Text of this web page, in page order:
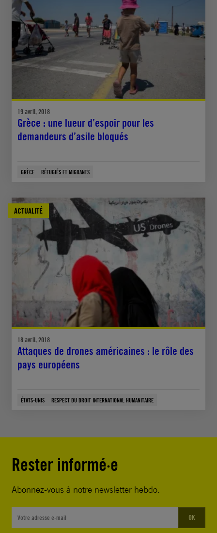
19 avril, 2018
Grèce : une lueur d’espoir pour les
demandeurs d’asile bloqués
GRÈCE RÉFUGIÉS ET MIGRANTS
ACTUALITÉ
18 avril, 2018
Attaques de drones américaines : le rôle des
pays européens
ÉTATS-UNIS RESPECT DU DROIT INTERNATIONAL HUMANITAIRE
Rester informé·e
Abonnez-vous à notre newsletter hebdo.
OK